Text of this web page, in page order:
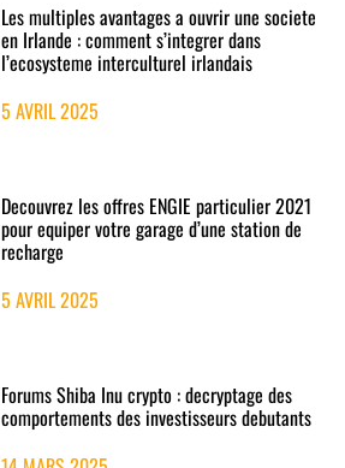
Les multiples avantages a ouvrir une societe
en Irlande : comment s’integrer dans
l’ecosysteme interculturel irlandais
5 AVRIL 2025
Decouvrez les offres ENGIE particulier 2021
pour equiper votre garage d’une station de
recharge
5 AVRIL 2025
Forums Shiba Inu crypto : decryptage des
comportements des investisseurs debutants